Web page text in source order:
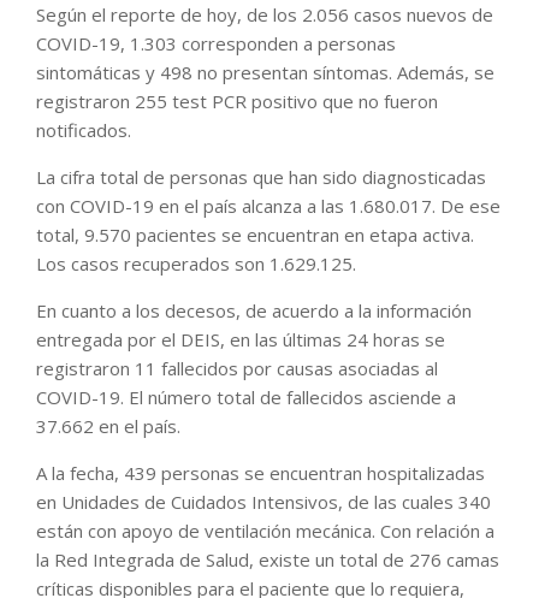
Según el reporte de hoy, de los 2.056 casos nuevos de
COVID-19, 1.303 corresponden a personas
sintomáticas y 498 no presentan síntomas. Además, se
registraron 255 test PCR positivo que no fueron
notificados.
La cifra total de personas que han sido diagnosticadas
con COVID-19 en el país alcanza a las 1.680.017. De ese
total, 9.570 pacientes se encuentran en etapa activa.
Los casos recuperados son 1.629.125.
En cuanto a los decesos, de acuerdo a la información
entregada por el DEIS, en las últimas 24 horas se
registraron 11 fallecidos por causas asociadas al
COVID-19. El número total de fallecidos asciende a
37.662 en el país.
A la fecha, 439 personas se encuentran hospitalizadas
en Unidades de Cuidados Intensivos, de las cuales 340
están con apoyo de ventilación mecánica. Con relación a
la Red Integrada de Salud, existe un total de 276 camas
críticas disponibles para el paciente que lo requiera,